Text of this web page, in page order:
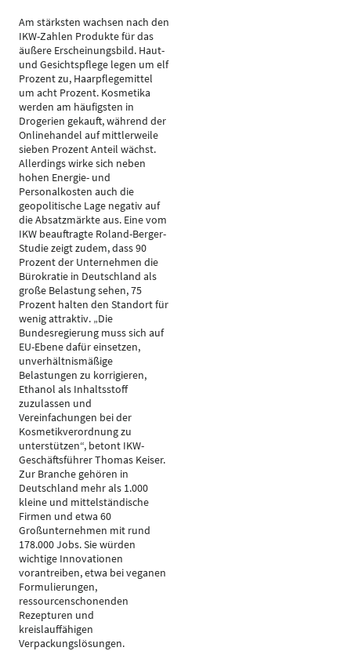
Am stärksten wachsen nach den
IKW-Zahlen Produkte für das
äußere Erscheinungsbild. Haut-
und Gesichtspflege legen um elf
Prozent zu, Haarpflegemittel
um acht Prozent. Kosmetika
werden am häufigsten in
Drogerien gekauft, während der
Onlinehandel auf mittlerweile
sieben Prozent Anteil wächst.
Allerdings wirke sich neben
hohen Energie- und
Personalkosten auch die
geopolitische Lage negativ auf
die Absatzmärkte aus. Eine vom
IKW beauftragte Roland-Berger-
Studie zeigt zudem, dass 90
Prozent der Unternehmen die
Bürokratie in Deutschland als
große Belastung sehen, 75
Prozent halten den Standort für
wenig attraktiv. „Die
Bundesregierung muss sich auf
EU-Ebene dafür einsetzen,
unverhältnismäßige
Belastungen zu korrigieren,
Ethanol als Inhaltsstoff
zuzulassen und
Vereinfachungen bei der
Kosmetikverordnung zu
unterstützen“, betont IKW-
Geschäftsführer Thomas Keiser.
Zur Branche gehören in
Deutschland mehr als 1.000
kleine und mittelständische
Firmen und etwa 60
Großunternehmen mit rund
178.000 Jobs. Sie würden
wichtige Innovationen
vorantreiben, etwa bei veganen
Formulierungen,
ressourcenschonenden
Rezepturen und
kreislauffähigen
Verpackungslösungen.